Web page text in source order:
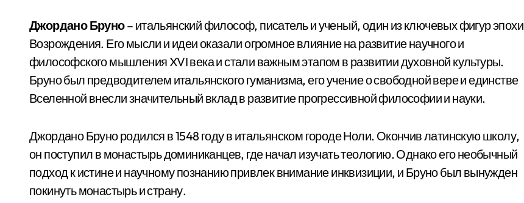
Джордано Бруно– итальянский философ, писатель и ученый, один из ключевых фигур эпохи
Возрождения. Его мысли и идеи оказали огромное влияние на развитие научного и
философского мышления XVI века и стали важным этапом в развитии духовной культуры.
Бруно был предводителем итальянского гуманизма, его учение о свободной вере и единстве
Вселенной внесли значительный вклад в развитие прогрессивной философии и науки.
Джордано Бруно родился в 1548 году в итальянском городе Ноли. Окончив латинскую школу,
он поступил в монастырь доминиканцев, где начал изучать теологию. Однако его необычный
подход к истине и научному познанию привлек внимание инквизиции, и Бруно был вынужден
покинуть монастырь и страну.